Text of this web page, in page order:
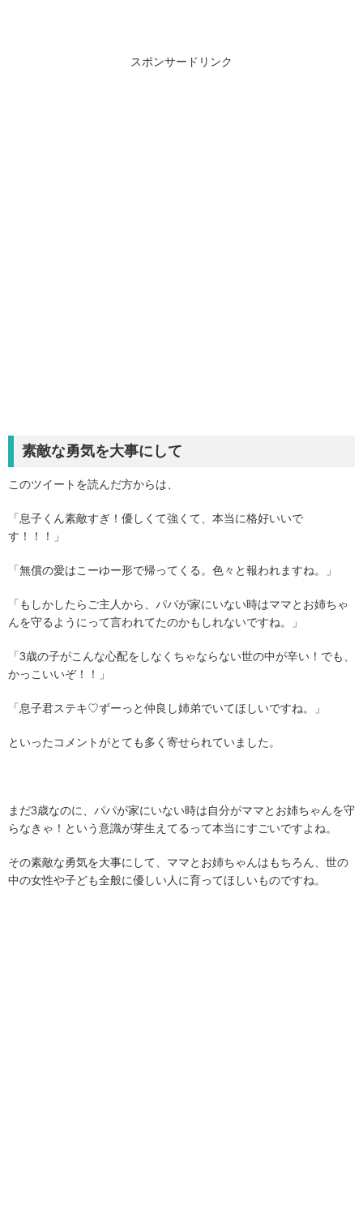
スポンサードリンク
素敵な勇気を大事にして
このツイートを読んだ方からは、
「息子くん素敵すぎ！優しくて強くて、本当に格好いいで
す！！！」
「無償の愛はこーゆー形で帰ってくる。色々と報われますね。」
「もしかしたらご主人から、パパが家にいない時はママとお姉ちゃ
んを守るようにって言われてたのかもしれないですね。」
「3歳の子がこんな心配をしなくちゃならない世の中が辛い！でも、
かっこいいぞ！！」
「息子君ステキ♡ずーっと仲良し姉弟でいてほしいですね。」
といったコメントがとても多く寄せられていました。
まだ3歳なのに、パパが家にいない時は自分がママとお姉ちゃんを守
らなきゃ！という意識が芽生えてるって本当にすごいですよね。
その素敵な勇気を大事にして、ママとお姉ちゃんはもちろん、世の
中の女性や子ども全般に優しい人に育ってほしいものですね。